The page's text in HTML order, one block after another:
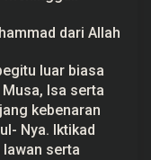
dari Allah
luar biasa
Isa serta
kebenaran
Nya. Iktikad
serta